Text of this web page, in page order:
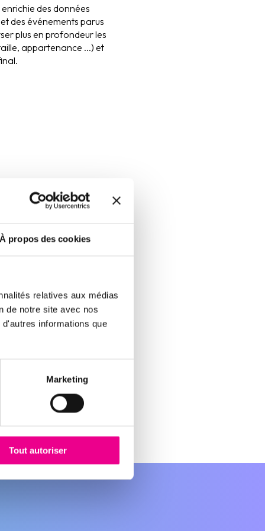
À propos des cookies
relatives aux médias
de notre site avec nos
informations que
Marketing
Tout autoriser
des données
des événements parus
plus en profondeur les
appartenance ...) et
la veille
le type de surveillance
annule et remplace,
(excel) et la fréquence
Cas client suivant
d'officines de pharmacie